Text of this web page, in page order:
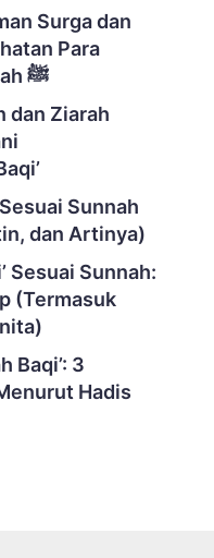
Surga dan
Para
Sahabat Rasulullah ﷺ
dan Ziarah
Sunnah
dan Artinya)
Sesuai Sunnah:
(Termasuk
Baqi’: 3
Hadis